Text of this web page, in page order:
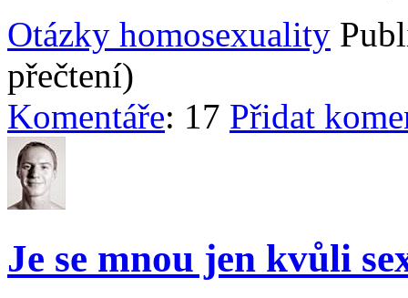
Otázky homosexuality
přečtení)
Komentáře: 17 Přidat
Je se mnou jen kvůli